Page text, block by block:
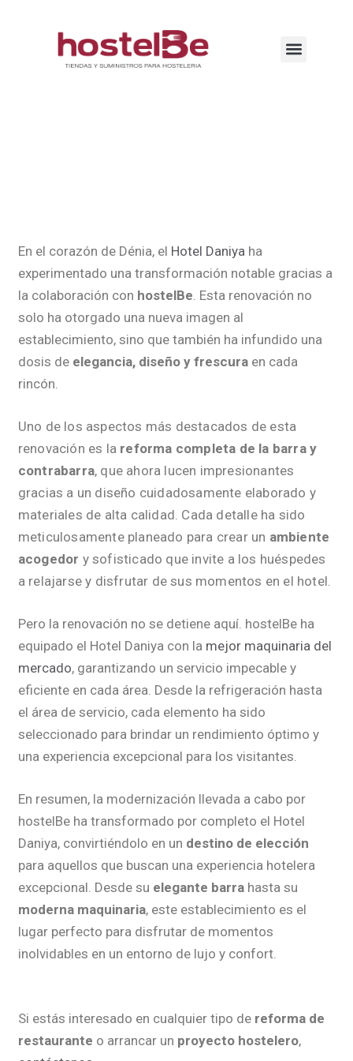
En el corazón de Dénia, el Hotel Daniyaha
experimentado una transformación notable gracias a
la colaboración con hostelBe. Esta renovación no
solo ha otorgado una nueva imagen al
establecimiento, sino que también ha infundido una
dosis de elegancia, diseño y frescuraen cada
rincón.
Uno de los aspectos más destacados de esta
renovación es la reforma completa de la barra y
contrabarra, que ahora lucen impresionantes
gracias a un diseño cuidadosamente elaborado y
materiales de alta calidad. Cada detalle ha sido
meticulosamente planeado para crear un ambiente
acogedor y sofisticado que invite a los huéspedes
a relajarse y disfrutar de sus momentos en el hotel.
Pero la renovación no se detiene aquí. hostelBe ha
equipado el Hotel Daniya con la mejor maquinaria del
mercado, garantizando un servicio impecable y
eficiente en cada área. Desde la refrigeración hasta
el área de servicio, cada elemento ha sido
seleccionado para brindar un rendimiento óptimo y
una experiencia excepcional para los visitantes.
En resumen, la modernización llevada a cabo por
hostelBe ha transformado por completo el Hotel
Daniya, convirtiéndolo en un destino de elección
para aquellos que buscan una experiencia hotelera
excepcional. Desde su elegante barrahasta su
moderna maquinaria, este establecimiento es el
lugar perfecto para disfrutar de momentos
inolvidables en un entorno de lujo y confort.
Si estás interesado en cualquier tipo de reforma de
restaurante o arrancar un proyecto hostelero,